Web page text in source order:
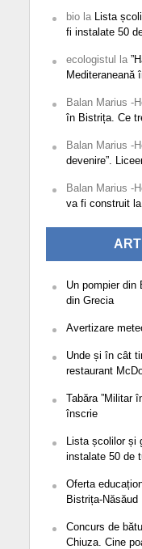
biola Lista
fi instalate 50
ecologistul la
Mediteraneană
Balan Marius -
în Bistrița. Ce
Balan Marius -
devenire”.
Balan Marius -
va fi construit
Un pompier din
din Grecia
Avertizare
Unde și în cât
restaurant
Tabăra ”Militar
înscrie
Lista școlilor și
instalate 50 de
Oferta
Bistrița-Năsăud
Concurs de
Chiuza. Cine